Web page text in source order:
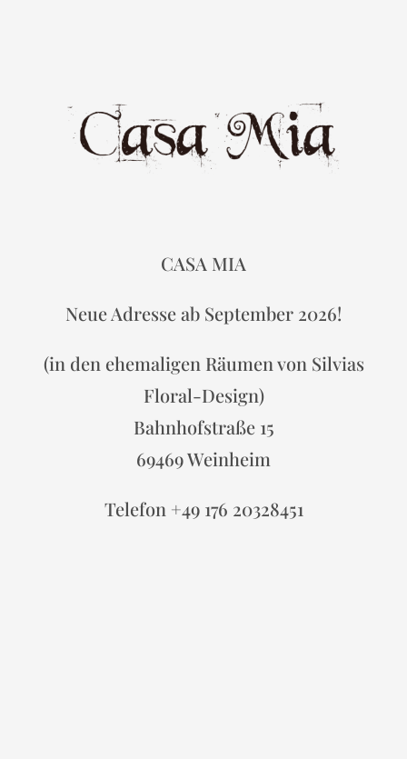
CASA MIA
Neue Adresse ab September 2026!
(in den ehemaligen Räumen von Silvias
Floral-Design)
Bahnhofstraße 15
69469 Weinheim
Telefon +49 176 20328451